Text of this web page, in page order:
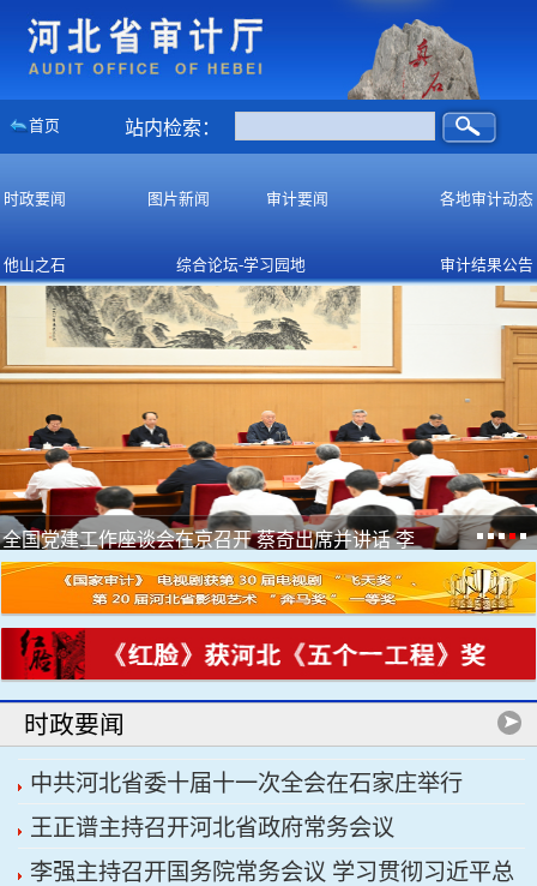
首页 站内检索：
时政要闻 图片新闻 审计要闻 各地审计动态
他山之石 综合论坛-学习园地 审计结果公告
全国党建工作座谈会在京召开 蔡奇出席并讲话 李
时政要闻
中共河北省委十届十一次全会在石家庄举行
王正谱主持召开河北省政府常务会议
李强主持召开国务院常务会议 学习贯彻习近平总